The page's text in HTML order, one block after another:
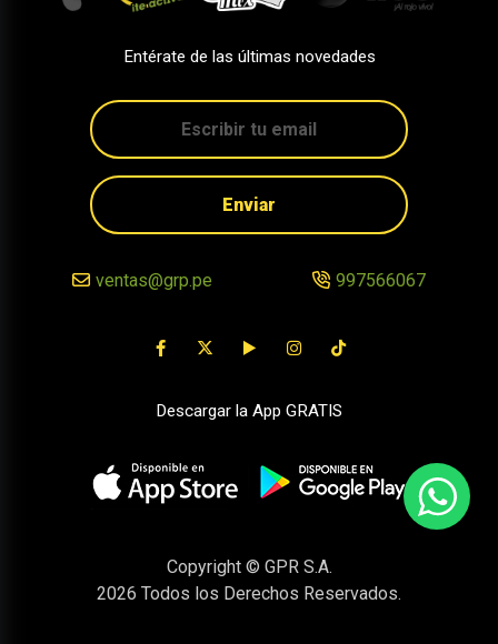
Entérate de las últimas novedades
Enviar
ventas@grp.pe 997566067
Descargar la App GRATIS
Copyright © GPR S.A.
2026 Todos los Derechos Reservados.